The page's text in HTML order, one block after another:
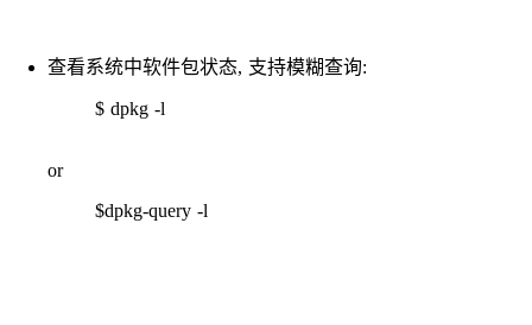
查看系统中软件包状态, 支持模糊查询:
$ dpkg -l
or
$dpkg-query -l